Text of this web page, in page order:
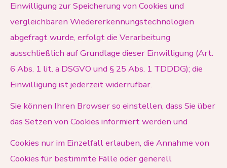
Einwilligung zur Speicherung von Cookies und
vergleichbaren Wiedererkennungstechnologien
abgefragt wurde, erfolgt die Verarbeitung
ausschließlich auf Grundlage dieser Einwilligung (Art.
6 Abs. 1 lit. a DSGVO und § 25 Abs. 1 TDDDG); die
Einwilligung ist jederzeit widerrufbar.
Sie können Ihren Browser so einstellen, dass Sie über
das Setzen von Cookies informiert werden und
Cookies nur im Einzelfall erlauben, die Annahme von
Cookies für bestimmte Fälle oder generell